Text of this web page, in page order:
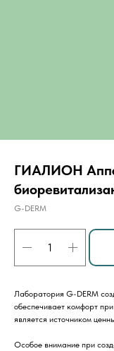
ГИАЛИОН
G-DERM
Лаборатория G-DERM
обеспечивает комфорт
является источником
Особое внимание при